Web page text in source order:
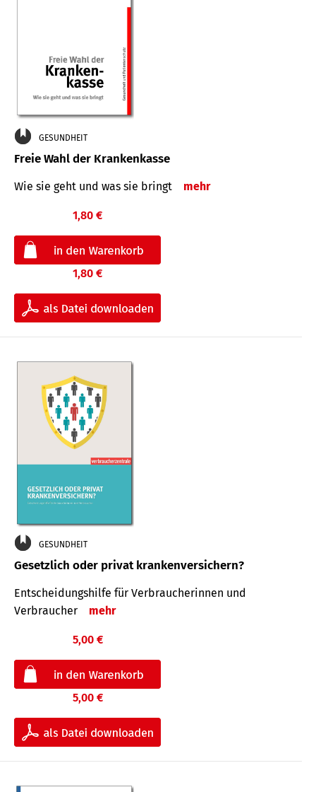
GESUNDHEIT
Freie Wahl der Krankenkasse
Wie sie geht und was sie bringt mehr
1,80 €
1,80 €
GESUNDHEIT
Gesetzlich oder privat krankenversichern?
Entscheidungshilfe für Verbraucherinnen und
Verbraucher
mehr
5,00 €
5,00 €